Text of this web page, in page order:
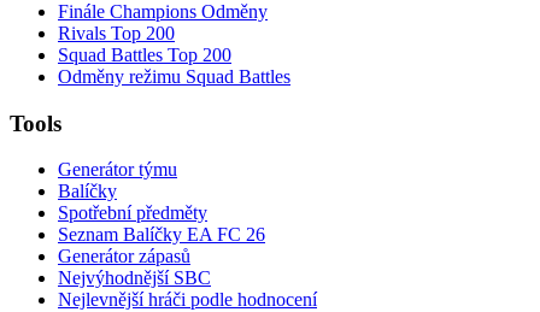
Finále Champions Odměny
Rivals Top 200
Squad Battles Top 200
Odměny režimu Squad Battles
Tools
Generátor týmu
Balíčky
Spotřební předměty
Seznam Balíčky EA FC 26
Generátor zápasů
Nejvýhodnější SBC
Nejlevnější hráči podle hodnocení